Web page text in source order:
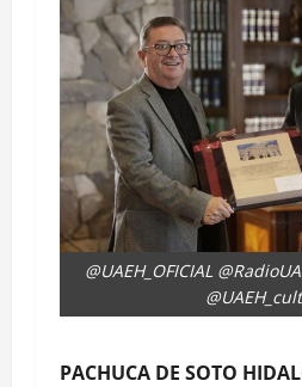
@UAEH_OFICIAL
PACHUCA DE SOTO